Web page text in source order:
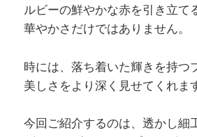
ルビーの鮮やかな赤を引き立て
華やかさだけではありません。
時には、落ち着いた輝きを持つ
美しさをより深く見せてくれま
今回ご紹介するのは、透かし細